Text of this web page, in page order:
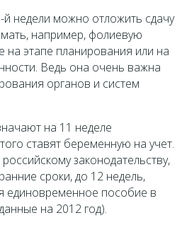
й недели можно отложить сдачу
например, фолиевую
на этапе планирования или на
Ведь она очень важна
органов и систем
на 11 неделе
ставят беременную на учет.
законодательству,
сроки, до 12 недель,
единовременное пособие в
на 2012 год).